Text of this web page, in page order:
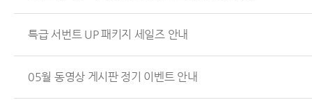
특급 서번트 UP 패키지 세일즈 안내
05월 동영상 게시판 정기 이벤트 안내